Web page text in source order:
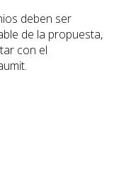
deben ser
de la propuesta,
con el